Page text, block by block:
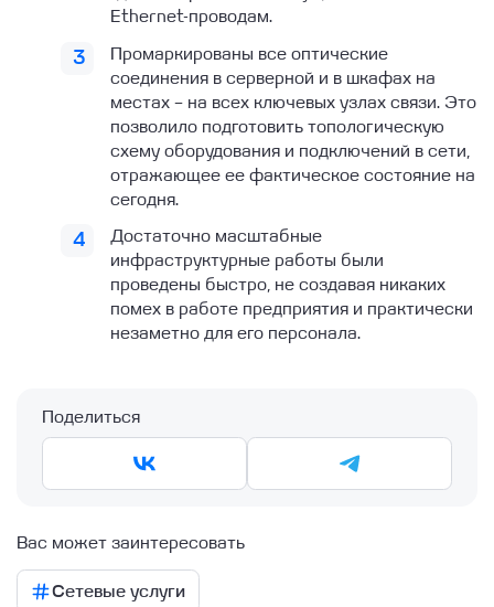
Ethernet-проводам.
Промаркированы все оптические
соединения в серверной и в шкафах на
местах – на всех ключевых узлах связи. Это
позволило подготовить топологическую
схему оборудования и подключений в сети,
отражающее ее фактическое состояние на
сегодня.
Достаточно масштабные
инфраструктурные работы были
проведены быстро, не создавая никаких
помех в работе предприятия и практически
незаметно для его персонала.
Поделиться
Вас может заинтересовать
Сетевые услуги